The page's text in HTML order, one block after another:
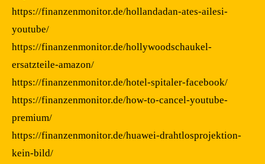
https://finanzenmonitor.de/hollandadan-ates-ailesi-
youtube/
https://finanzenmonitor.de/hollywoodschaukel-
ersatzteile-amazon/
https://finanzenmonitor.de/hotel-spitaler-facebook/
https://finanzenmonitor.de/how-to-cancel-youtube-
premium/
https://finanzenmonitor.de/huawei-drahtlosprojektion-
kein-bild/